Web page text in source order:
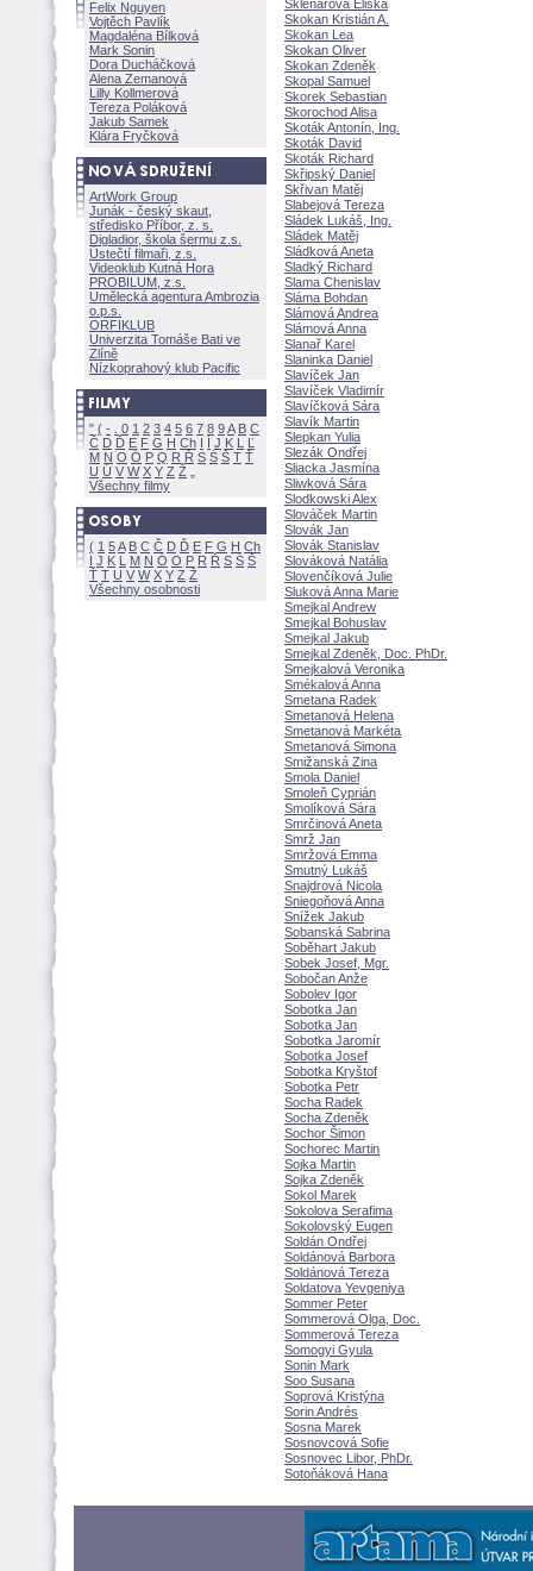
Felix Nguyen
Vojtěch Pavlík
Magdaléna Bílkov
Mark Sonin
Dora Ducháčkov
Alena Zemanov
Lilly Kollmerov
Tereza Polákov
Jakub Samek
Klára Fryčkov
ArtWork Group
Junák - český skaut,
středisko Příbor, z. s.
Digladior, škola šermu z.s.
Ústečtí filmaři, z.s.
Videoklub Kutná Hora
PROBILUM, z.s.
Umělecká agentura Ambrozia
o.p.s.
ORFIKLUB
Univerzita Tomáše Bati ve
Zlíně
Nízkoprahový klub Pacific
" ( - 0 1 2 3 4 5 6 7 8 9A B C
Č D Ď E F G H Ch I Í J K L
Ľ
M N O Ó P Q R Ř S Ś T Ť
U Ú V W X Y Z
Všechny filmy
( 1 5A B C Č D Ď E F G H Ch
I J K L M N Ó O P R Ř S Ś
Ť T U V W X Y Z
Všechny osobnosti
Sklenářová Eliška
Skokan Kristián A.
Skokan Lea
Skokan Oliver
Skokan Zdeněk
Skopal Samuel
Skorek Sebastian
Skorochod Alisa
Skoták Antonín, Ing.
Skoták David
Skoták Richard
Skřipský Daniel
Skřivan Matěj
Slabejová Tereza
Sládek Lukáš, Ing.
Sládek Matěj
Sládková Aneta
Sladký Richard
Slama Chenislav
Sláma Bohdan
Slámová Andrea
Slámová Anna
Slanař Karel
Slaninka Daniel
Slavíček Jan
Slavíček Vladimír
Slavíčková Sára
Slavík Martin
Slepkan Yulia
Slezák Ondřej
Sliacka Jasmína
Sliwková Sára
Slodkowski Alex
Slováček Martin
Slovák Jan
Slovák Stanislav
Slováková Natália
Slovenčíková Julie
Sluková Anna Marie
Smejkal Andrew
Smejkal Bohuslav
Smejkal Jakub
Smejkal Zdeněk, Doc. PhDr.
Smejkalová Veronika
Smékalová Anna
Smetana Radek
Smetanová Helena
Smetanová Markéta
Smetanová Simona
Smižanská Zina
Smola Daniel
Smoleň Cyprián
Smolíková Sára
Smrčinová Aneta
Smrž Jan
Smržová Emma
Smutný Luk
Snajdrová Nicola
Sniegoňová Anna
Snížek Jakub
Sobanská Sabrina
Soběhart Jakub
Sobek Josef, Mgr.
Sobočan Anže
Sobolev Igor
Sobotka Jan
Sobotka Jan
Sobotka Jaromír
Sobotka Josef
Sobotka Kryštof
Sobotka Petr
Socha Radek
Socha Zdeněk
Sochor Šimon
Sochorec Martin
Sojka Martin
Sojka Zdeněk
Sokol Marek
Sokolova Serafima
Sokolovský Eugen
Soldán Ondřej
Soldánová Barbora
Soldánová Tereza
Soldatova Yevgeniya
Sommer Peter
Sommerová Olga, Doc.
Sommerová Tereza
Somogyi Gyula
Sonin Mark
Soo Susana
Soprová Kristýna
Sorin Andrés
Sosna Marek
Sosnovcová Sofie
Sosnovec Libor, PhDr.
Sotoňáková Hana